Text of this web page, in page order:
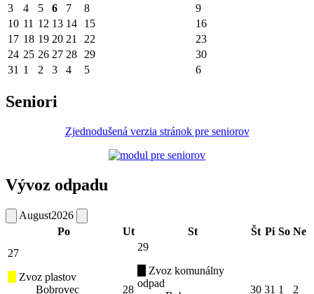
3
4 5 6 7 8
9
10 11 12 13 14 15
16
17 18 19 20 21 22
23
24 25 26 27 28 29
30
31 1 2 3 4 5 6
Seniori
Zjednodušená verzia stránok pre seniorov
Vývoz odpadu
August2026
Po
Ut St Št Pi So Ne
27
Zvoz plastov
Bobrovec
28
29
Zvoz komunálny
odpad
30 31 1 2